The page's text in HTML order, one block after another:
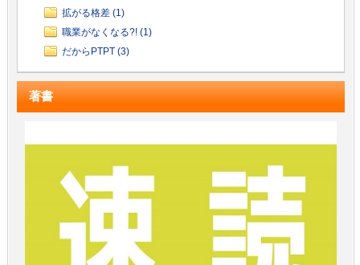
拡がる格差 (1)
職業がなくなる?! (1)
だからPTPT (3)
著書